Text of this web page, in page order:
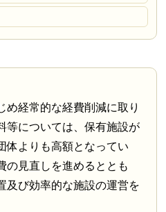
め経常的な経費削減に取り
等については、保有施設が
体よりも高額となってい
の見直しを進めるととも
及び効率的な施設の運営を